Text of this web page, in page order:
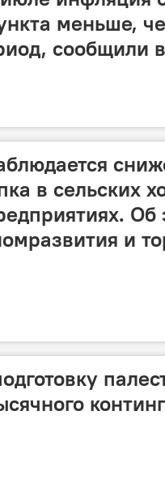
меньше,
сообщили
в сельских
и